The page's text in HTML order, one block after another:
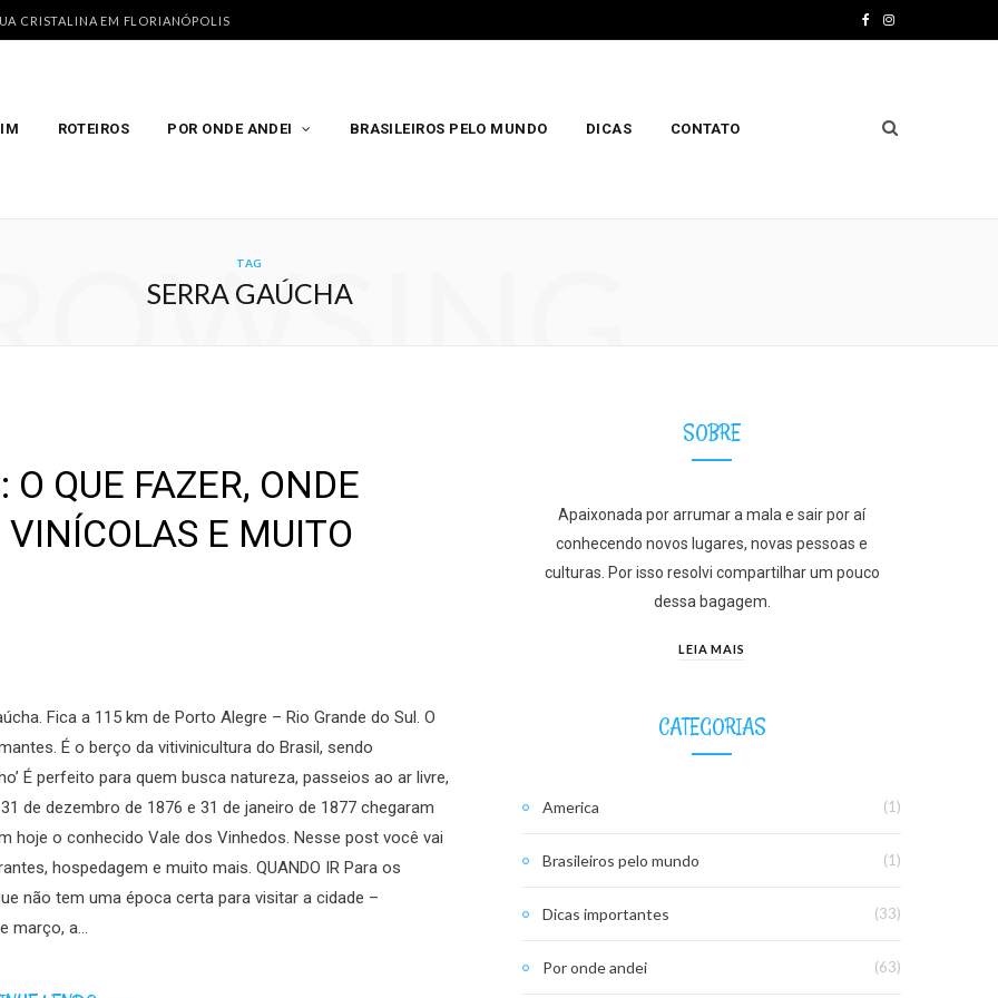
CRISTALINA EM FLORIANÓPOLIS I
t
ROTEIROS POR ONDE ANDEI BRASILEIROS PELO MUNDO DICAS CONTATO
TAG
SERRA GAÚCHA
QUE FAZER, ONDE
E MUITO
Fica a 115 km de Porto Alegre – Rio Grande do Sul. O
É o berço da vitivinicultura do Brasil, sendo
É perfeito para quem busca natureza, passeios ao ar livre,
de dezembro de 1876 e 31 de janeiro de 1877 chegaram
hoje o conhecido Vale dos Vinhedos. Nesse post você vai
hospedagem e muito mais. QUANDO IR Para os
não tem uma época certa para visitar a cidade –
março, a…
SOBRE
Apaixonada por arrumar a mala e sair por aí
conhecendo novos lugares, novas pessoas e
culturas. Por isso resolvi compartilhar um pouco
dessa bagagem.
LEIA MAIS
CATEGORIAS
America (1)
Brasileiros pelo mundo (1)
Dicas importantes (33)
Por onde andei (63)